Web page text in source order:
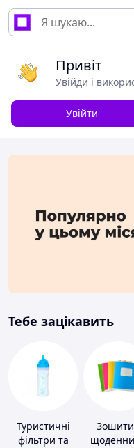
Привіт
Увійди і
Увійти
Тебе зацікавить
Туристичні
фільтри та
Зошити